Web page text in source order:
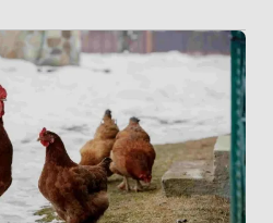
– od nieprawidłowej diety
warunków bytowych, pory roku,
nasłonecznienia. Jak widać
na nieśność kur oraz
jaj może być również sygnałem
hodowli. Przypatrzmy się
zmniejszenia produkcji jaj przez